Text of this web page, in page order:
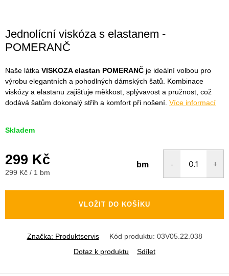
Jednolícní viskóza s elastanem -
POMERANČ
Naše látka VISKOZA elastan POMERANČ je ideální volbou pro
výrobu elegantních a pohodlných dámských šatů. Kombinace
viskózy a elastanu zajišťuje měkkost, splývavost a pružnost, což
dodává šatům dokonalý střih a komfort při nošení. Více informací
Skladem
299 Kč
Měrná
299 Kč / 1 bm
bm
VLOŽIT DO KOŠÍKU
Značka: Produktservis Kód produktu: 03V05.22.038
Dotaz k produktu
Sdílet